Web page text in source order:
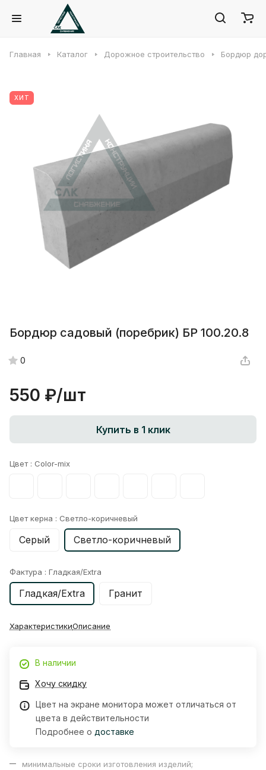
Главная Каталог Дорожное строительство Бордюр
ХИТ
Бордюр садовый (поребрик) БР 100.20.8
0
550 ₽/шт
Купить в 1 клик
Цвет : Color-mix
Цвет керна : Светло-коричневый
Серый Светло-коричневый
Фактура : Гладкая/Extra
Гладкая/Extra Гранит
ХарактеристикиОписание
В наличии
Хочу скидку
Цвет на экране монитора может отличаться от
цвета в действительности
Подробнее о доставке
минимальные сроки изготовления изделий;